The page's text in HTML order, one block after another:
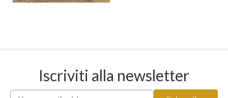
Iscriviti alla newsletter